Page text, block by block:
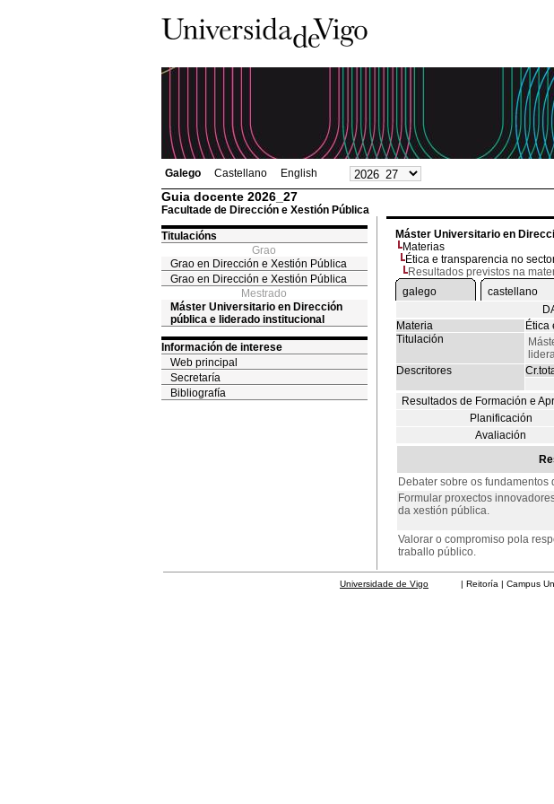
Galego Castellano English
Guia docente 2026_27
Facultade de Dirección e Xestión Pública
Titulacións
Grao
Grao en Dirección e Xestión Pública
Grao en Dirección e Xestión Pública
Mestrado
Máster Universitario en Dirección
pública e liderado institucional
Información de interese
Web principal
Secretaría
Bibliografía
Máster Universitario en
Materias
Ética e transparencia no
Resultados previstos na
galego
castellano
Materia
Ética
Titulación
Descritores
Resultados de Formación e
Planificación
Avaliación
Debater sobre os
Formular proxectos
da xestión pública.
Valorar o compromiso pola
traballo público.
Universidade de Vigo | Reitoría | Campus